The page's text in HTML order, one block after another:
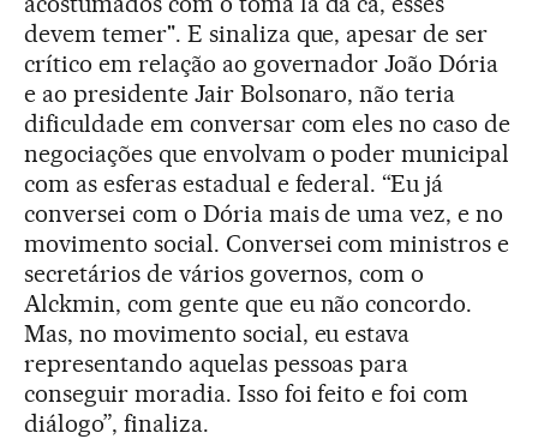
devem temer". E sinaliza que, apesar de ser
crítico em relação ao governador João Dória
e ao presidente Jair Bolsonaro, não teria
dificuldade em conversar com eles no caso de
negociações que envolvam o poder municipal
com as esferas estadual e federal. “Eu já
conversei com o Dória mais de uma vez, e no
movimento social. Conversei com ministros e
secretários de vários governos, com o
Alckmin, com gente que eu não concordo.
Mas, no movimento social, eu estava
representando aquelas pessoas para
conseguir moradia. Isso foi feito e foi com
diálogo”, finaliza.